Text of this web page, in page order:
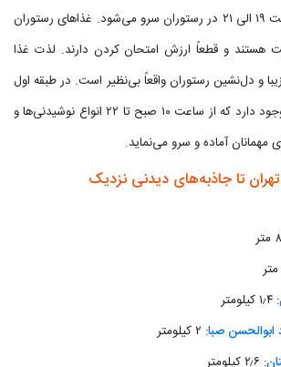
تا ۱۴ و وعده شام از ساعت ۱۹ الی ۲۱ در رستوران سرو می‌شود. غذاهای رستوران
هستند و قطعاً ارزش امتحان کردن دارند. لذت غذا
و دل‌نشین رستوران واقعاً بی‌نظیر است. در طبقه اول
هتل نیز یک کافی‌شاپ وجود دارد که از ساعت ۱۰ صبح تا ۲۲ انواع نوشیدنی‌ها و
آماده و سرو می‌نماید.
تا جاذبه‌های دیدنی نزدیک
: ۱٫۴ کیلومتر
ابوالحسن صبا: ۲ کیلومتر
: ۲٫۶ کیلومتر